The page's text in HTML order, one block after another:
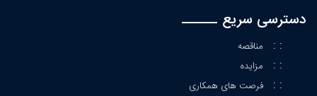
دسترسی سریع
: : مناقصه
: : مزایده
: : فرصت های همکاری